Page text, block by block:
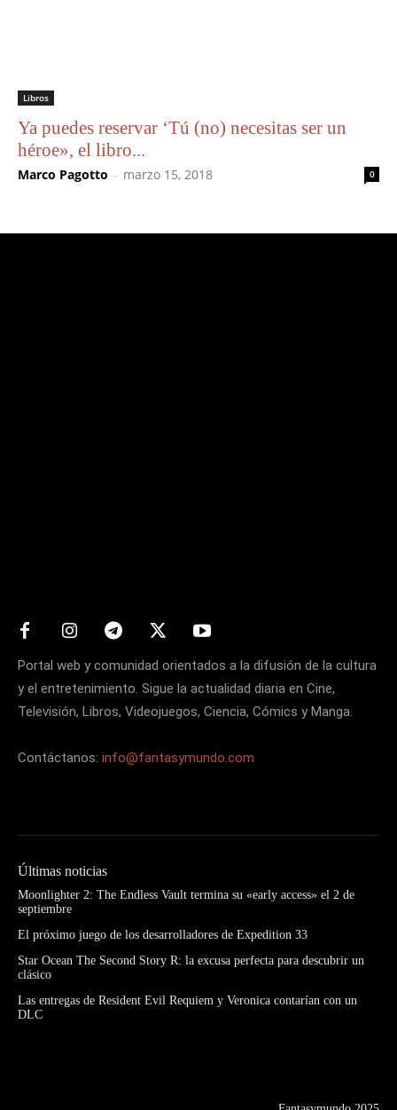
Libros
Ya puedes reservar ‘Tú (no) necesitas ser un
héroe», el libro...
Marco Pagotto - marzo 15, 2018 0
Portal web y comunidad orientados a la difusión de la cultura
y el entretenimiento. Sigue la actualidad diaria en Cine,
Televisión, Libros, Videojuegos, Ciencia, Cómics y Manga.
Contáctanos: info@fantasymundo.com
Últimas noticias
Moonlighter 2: The Endless Vault termina su «early access» el 2 de
septiembre
El próximo juego de los desarrolladores de Expedition 33
Star Ocean The Second Story R: la excusa perfecta para descubrir un
clásico
Las entregas de Resident Evil Requiem y Veronica contarían con un
DLC